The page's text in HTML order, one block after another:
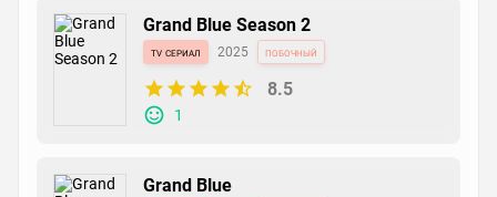
Grand Blue Season 2
tv сериал 2025 побочный
8.5
1
Grand Blue